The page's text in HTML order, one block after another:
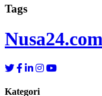
Tags
Nusa24.com
Kategori